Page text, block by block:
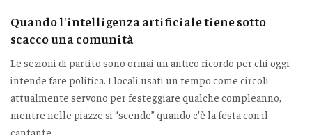
Quando l'intelligenza artificiale tiene sotto
scacco una comunità
Le sezioni di partito sono ormai un antico ricordo per chi oggi
intende fare politica. I locali usati un tempo come circoli
attualmente servono per festeggiare qualche compleanno,
mentre nelle piazze si “scende” quando c'è la festa con il
cantante.